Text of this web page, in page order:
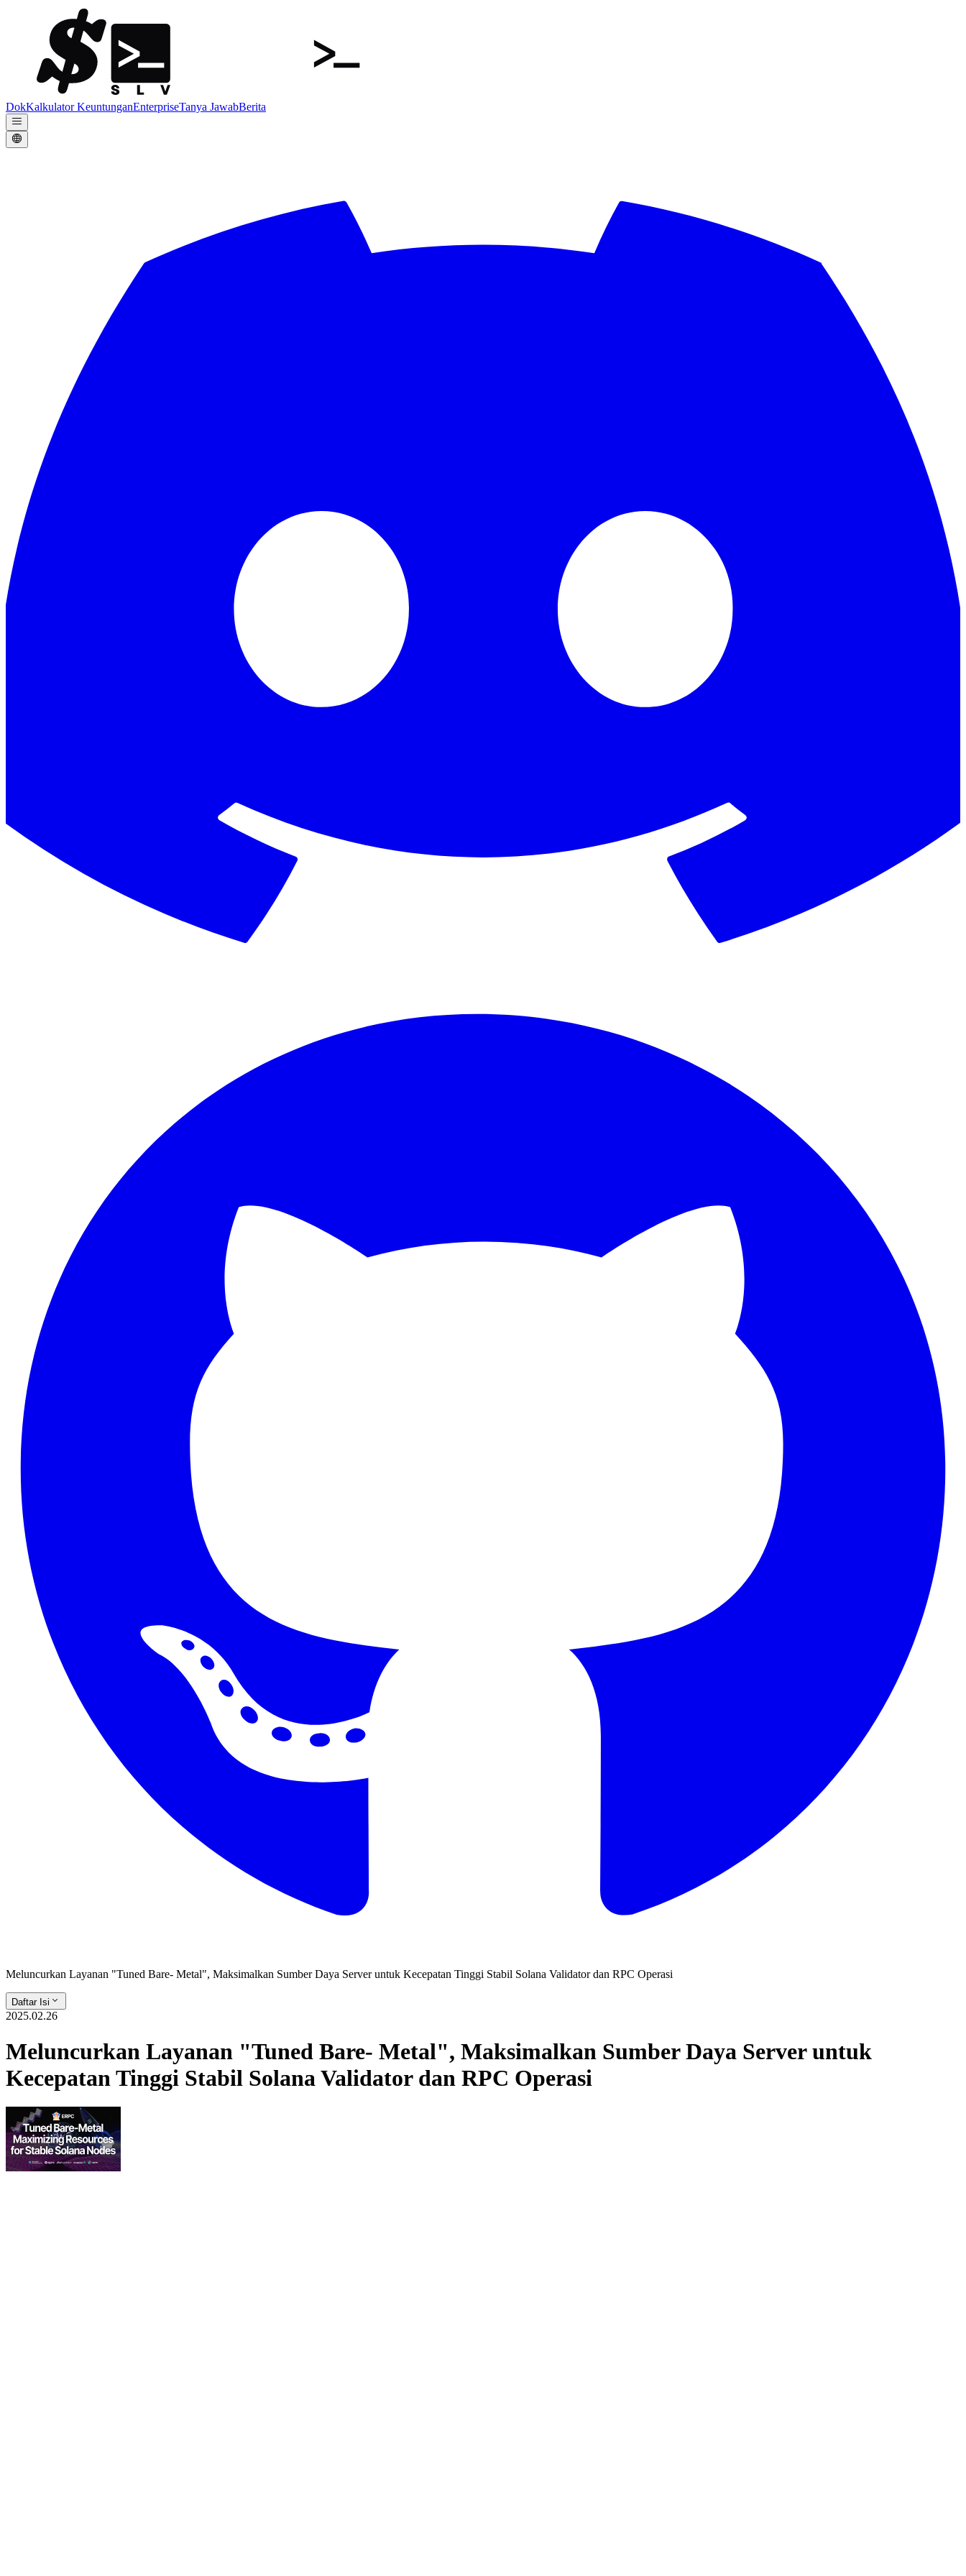
DokKalkulator KeuntunganEnterpriseTanya JawabBerita
Meluncurkan Layanan "Tuned Bare- Metal", Maksimalkan Sumber Daya Server untuk Kecepatan Tinggi Stabil Solana Validator dan RPC Operasi
Daftar Isi
2025.02.26
Meluncurkan Layanan "Tuned Bare- Metal", Maksimalkan Sumber Daya Server untuk
Kecepatan Tinggi Stabil Solana Validator dan RPC Operasi